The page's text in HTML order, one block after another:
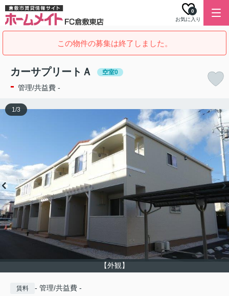
お気に入り
0
この物件の募集は終了しました。
カーサプリートＡ 空室0
- 管理/共益費 -
【外観】
1/3
賃料 - 管理/共益費 -